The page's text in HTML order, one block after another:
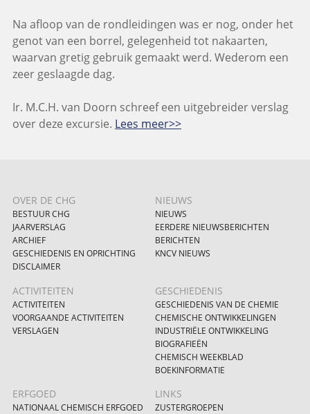
Na afloop van de rondleidingen was er nog, onder het
genot van een borrel, gelegenheid tot nakaarten,
waarvan gretig gebruik gemaakt werd. Wederom een
zeer geslaagde dag.
Ir. M.C.H. van Doorn schreef een uitgebreider verslag
over deze excursie. Lees meer>>
OVER DE CHG
BESTUUR CHG
JAARVERSLAG
ARCHIEF
GESCHIEDENIS EN OPRICHTING
DISCLAIMER
NIEUWS
NIEUWS
EERDERE NIEUWSBERICHTEN
BERICHTEN
KNCV NIEUWS
ACTIVITEITEN
ACTIVITEITEN
VOORGAANDE ACTIVITEITEN
VERSLAGEN
GESCHIEDENIS
GESCHIEDENIS VAN DE CHEMIE
CHEMISCHE ONTWIKKELINGEN
INDUSTRIËLE ONTWIKKELING
BIOGRAFIEËN
CHEMISCH WEEKBLAD
BOEKINFORMATIE
ERFGOED
NATIONAAL CHEMISCH ERFGOED
LINKS
ZUSTERGROEPEN